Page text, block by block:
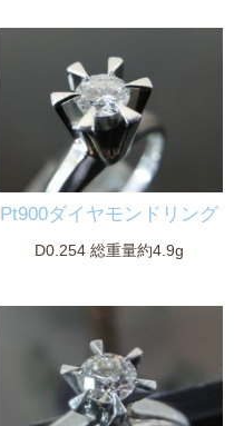
Pt900ダイヤモンドリング
D0.254 総重量約4.9g